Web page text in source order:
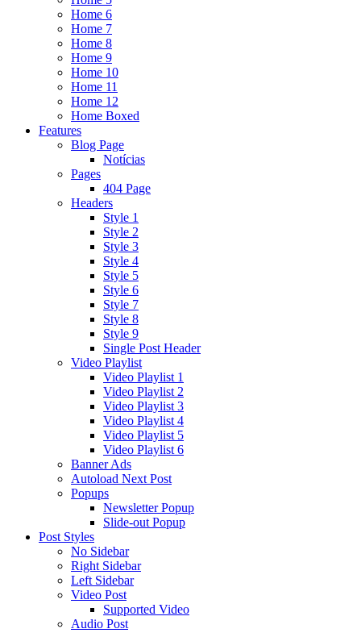
Home 6
Home 7
Home 8
Home 9
Home 10
Home 11
Home 12
Home Boxed
Features
Blog Page
Notícias
Pages
404 Page
Headers
Style 1
Style 2
Style 3
Style 4
Style 5
Style 6
Style 7
Style 8
Style 9
Single Post Header
Video Playlist
Video Playlist 1
Video Playlist 2
Video Playlist 3
Video Playlist 4
Video Playlist 5
Video Playlist 6
Banner Ads
Autoload Next Post
Popups
Newsletter Popup
Slide-out Popup
Post Styles
No Sidebar
Right Sidebar
Left Sidebar
Video Post
Supported Video
Audio Post